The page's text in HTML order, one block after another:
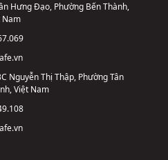
Hưng Đạo, Phường Bến Thành,
Nam
Nguyễn Thị Thập, Phường Tân
Việt Nam